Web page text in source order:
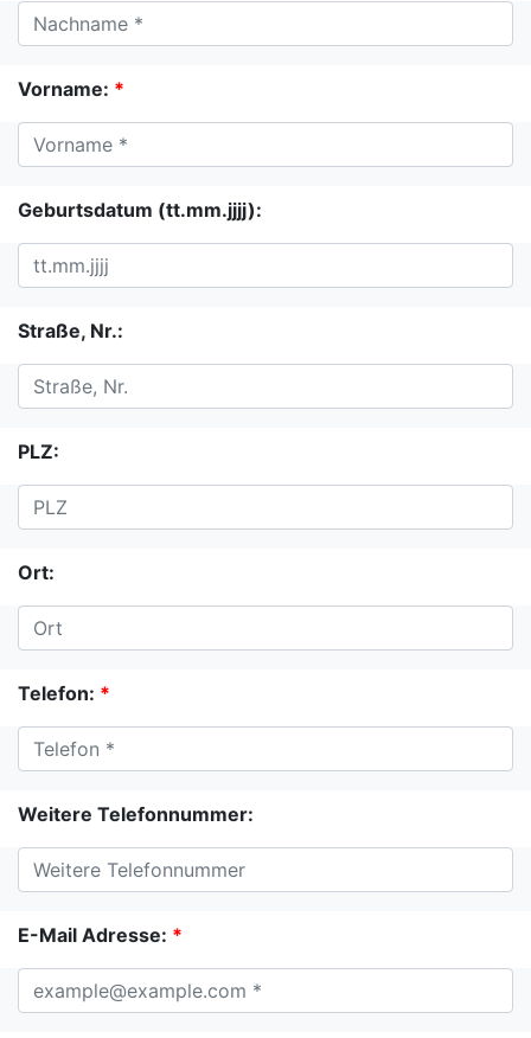
Vorname: *
Geburtsdatum (tt.mm.jjjj):
Straße, Nr.:
PLZ:
Ort:
Telefon: *
Weitere Telefonnummer:
E-Mail Adresse: *